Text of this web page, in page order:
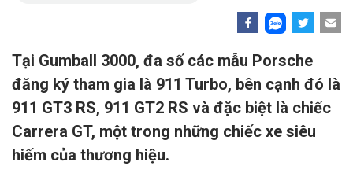
Tại Gumball 3000, đa số các mẫu Porsche
đăng ký tham gia là 911 Turbo, bên cạnh đó là
911 GT3 RS, 911 GT2 RS và đặc biệt là chiếc
Carrera GT, một trong những chiếc xe siêu
hiếm của thương hiệu.